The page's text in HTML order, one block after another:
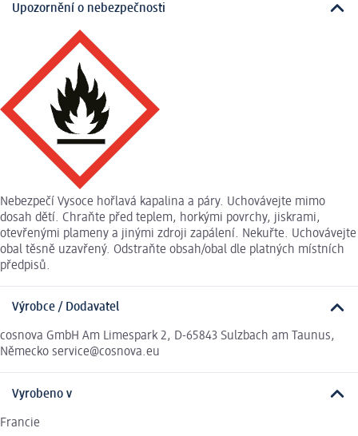
Upozornění o nebezpečnosti
Nebezpečí Vysoce hořlavá kapalina a páry. Uchovávejte mimo
dosah dětí. Chraňte před teplem, horkými povrchy, jiskrami,
otevřenými plameny a jinými zdroji zapálení. Nekuřte. Uchovávejte
obal těsně uzavřený. Odstraňte obsah/obal dle platných místních
předpisů.
Výrobce / Dodavatel
cosnova GmbH Am Limespark 2, D-65843 Sulzbach am Taunus,
Německo service@cosnova.eu
Vyrobeno v
Francie